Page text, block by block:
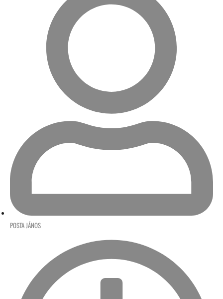
POSTA JÁNOS